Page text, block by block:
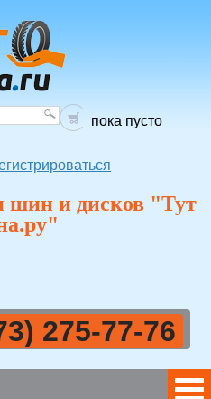
пока пусто
шин и дисков "Тут
275-77-76